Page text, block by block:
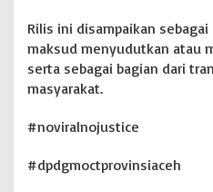
Rilis ini disampaikan
maksud menyudutkan atau
serta sebagai bagian dari
masyarakat.
#noviralnojustice
#dpdgmoctprovinsiaceh